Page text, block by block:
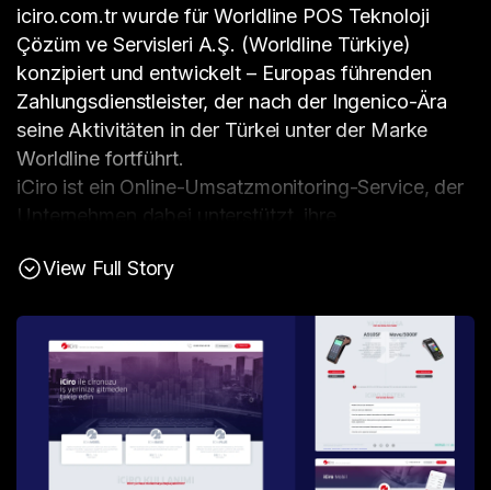
iciro.com.tr wurde für Worldline POS Teknoloji
Çözüm ve Servisleri A.Ş. (Worldline Türkiye)
konzipiert und entwickelt – Europas führenden
Zahlungsdienstleister, der nach der Ingenico-Ära
seine Aktivitäten in der Türkei unter der Marke
Worldline fortführt.
iCiro ist ein Online-Umsatzmonitoring-Service, der
Unternehmen dabei unterstützt, ihre
YazarkasaPOS-Geräte zu verfolgen und zu
Umsatz- und Verkaufsdaten über verschiedene
Zeiträume hinweg (täglich, wöchentlich, monatlich,
jährlich oder benutzerdefiniert) einzusehen und
detaillierte Auswertungen – beispielsweise
Bargeld- vs. Kartentransaktionen – zu erhalten. So
werden POS-Aktivitäten in verwertbare
View Full Story